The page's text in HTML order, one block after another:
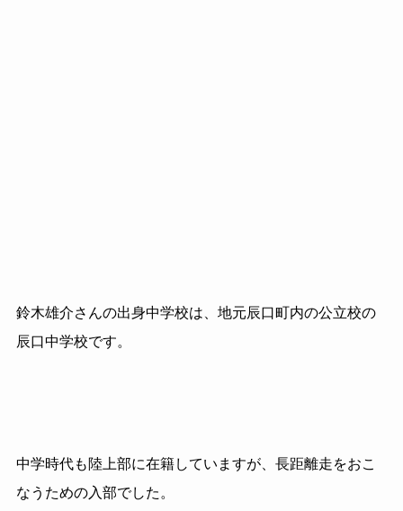
鈴木雄介さんの出身中学校は、地元辰口町内の公立校の
辰口中学校です。
中学時代も陸上部に在籍していますが、長距離走をおこ
なうための入部でした。